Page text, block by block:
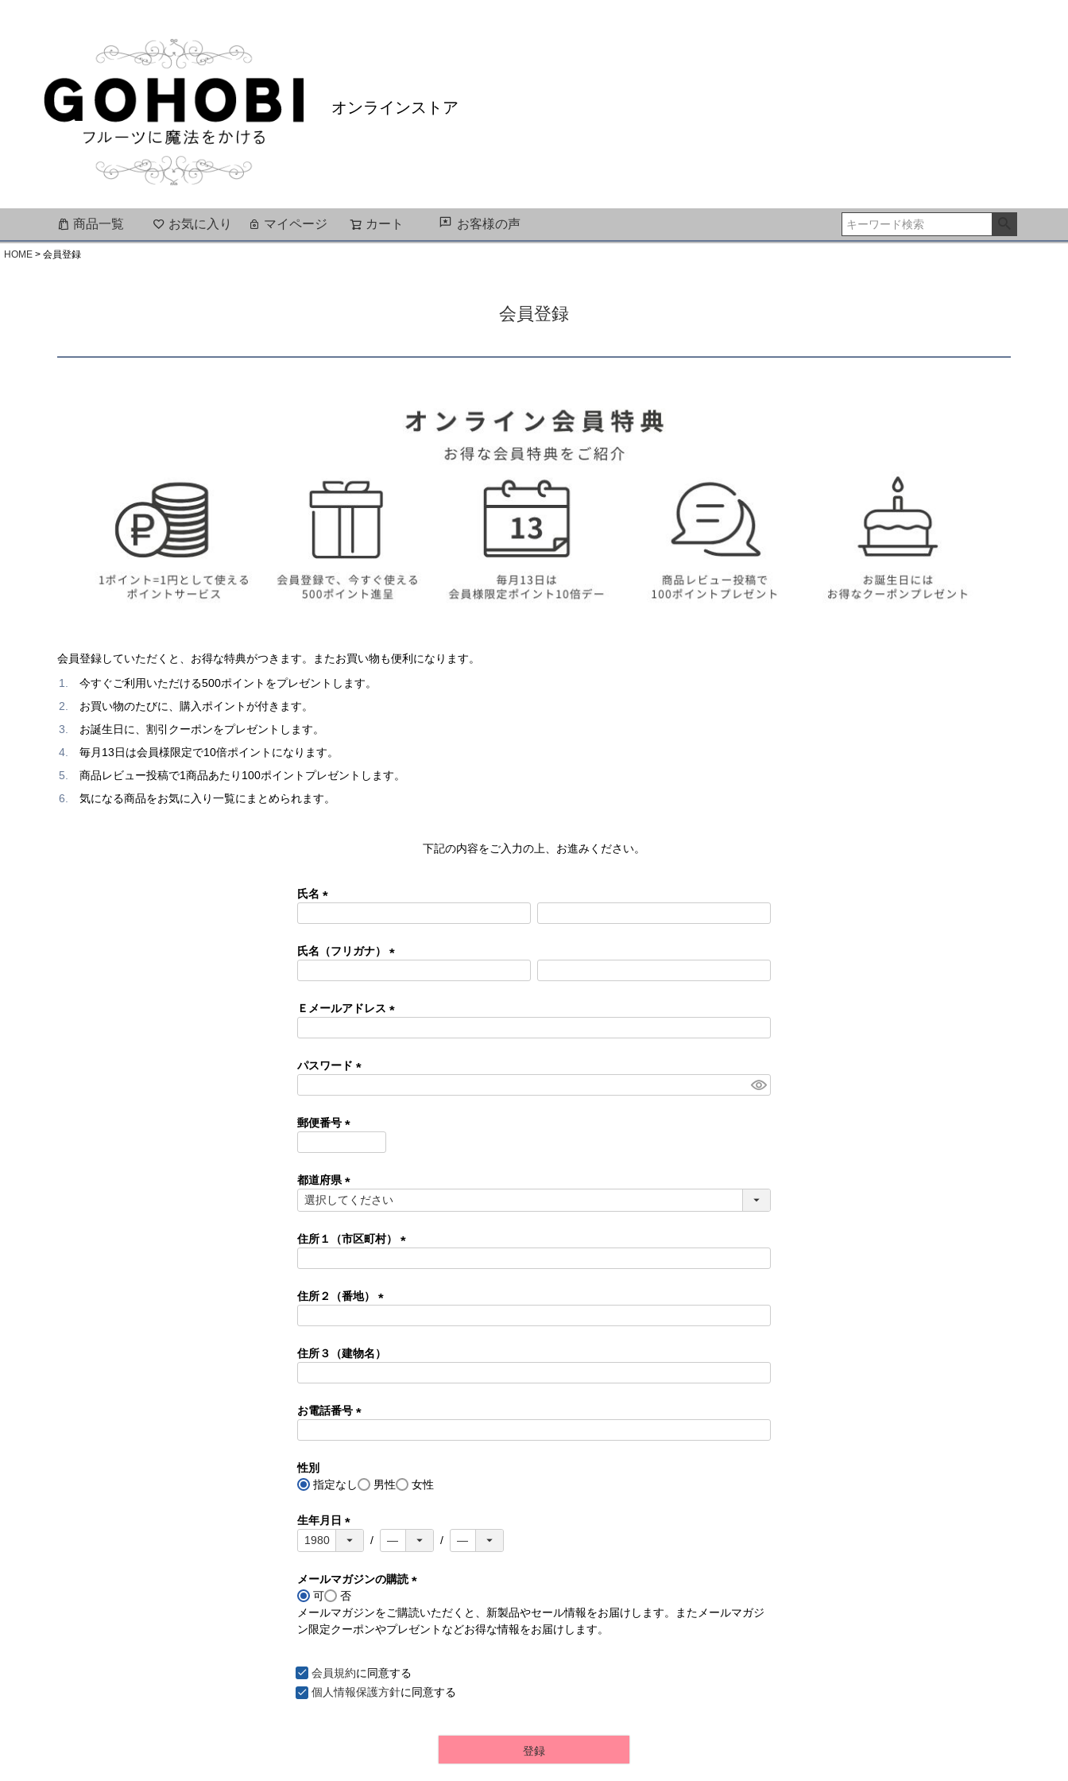
オンラインストア
商品一覧 お気に入り マイページ カート お客様の声
HOME 会員登録
会員登録
会員登録していただくと、お得な特典がつきます。またお買い物も便利になります。
今すぐご利用いただける500ポイントをプレゼントします。
お買い物のたびに、購入ポイントが付きます。
お誕生日に、割引クーポンをプレゼントします。
毎月13日は会員様限定で10倍ポイントになります。
商品レビュー投稿で1商品あたり100ポイントプレゼントします。
気になる商品をお気に入り一覧にまとめられます。
下記の内容をご入力の上、お進みください。
氏名
須
)
氏名（フリガナ）
須
)
Ｅメールアドレス
)
パスワード
)
郵便番号
須
)
都道府県
(
須
)
住所１（市区町村）
)
住所２（番地）
須
)
住所３（建物名）
お電話番号
)
性別
指定なし
男性 女性
生年月日
(
須
)
メールマガジンの購読
必
須
可
否
メールマガジンをご購読いただくと、新製品やセール情報をお届けします。またメールマガジ
ン限定クーポンやプレゼントなどお得な情報をお届けします。
会員規約に同意する
個人情報保護方針に同意する
登録